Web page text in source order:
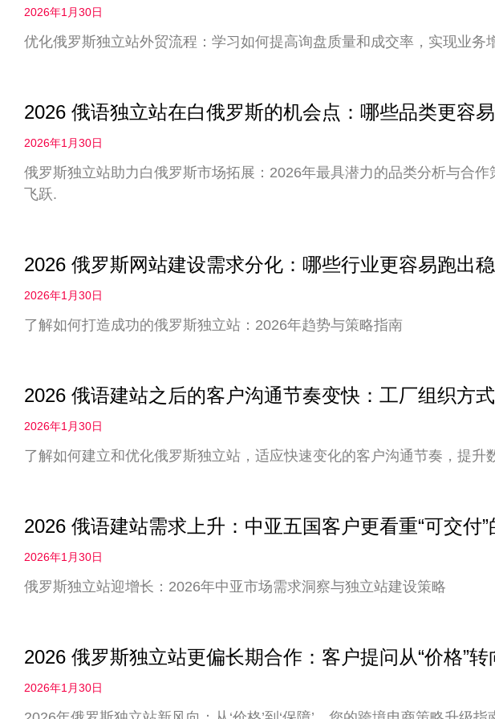
2026年1月30日
优化俄罗斯独立站外贸流程：学习如何提高询盘质量和成交率，实现业务
2026 俄语独立站在白俄罗斯的机会点：哪些品类更容
2026年1月30日
俄罗斯独立站助力白俄罗斯市场拓展：2026年最具潜力的品类分析与合作
飞跃.
2026 俄罗斯网站建设需求分化：哪些行业更容易跑出
2026年1月30日
了解如何打造成功的俄罗斯独立站：2026年趋势与策略指南
2026 俄语建站之后的客户沟通节奏变快：工厂组织方
2026年1月30日
了解如何建立和优化俄罗斯独立站，适应快速变化的客户沟通节奏，提升
2026 俄语建站需求上升：中亚五国客户更看重“可交付”
2026年1月30日
俄罗斯独立站迎增长：2026年中亚市场需求洞察与独立站建设策略
2026 俄罗斯独立站更偏长期合作：客户提问从“价格”转
2026年1月30日